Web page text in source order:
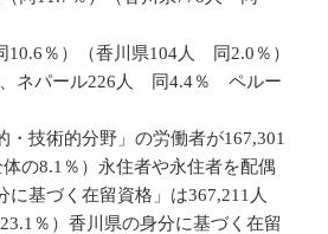
10.6％）（香川県104人 同2.0％）
ネパール226人 同4.4％ ペルー
・技術的分野」の労働者が167,301
の8.1％）永住者や永住者を配偶
に基づく在留資格」は367,211人
％）香川県の身分に基づく在留